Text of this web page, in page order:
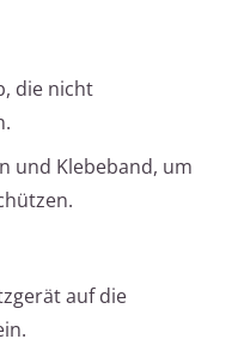
die nicht
und Klebeband, um
auf die